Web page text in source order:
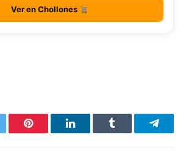
Ver en Chollones
Pinterest LinkedInTumblr